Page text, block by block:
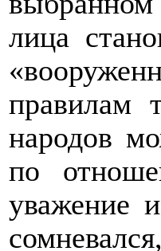
лица
правилам
народов
по
уважение